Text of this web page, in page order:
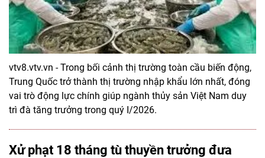
vtv8.vtv.vn - Trong bối cảnh thị trường toàn cầu biến động,
Trung Quốc trở thành thị trường nhập khẩu lớn nhất, đóng
vai trò động lực chính giúp ngành thủy sản Việt Nam duy
trì đà tăng trưởng trong quý I/2026.
Xử phạt 18 tháng tù thuyền trưởng đưa